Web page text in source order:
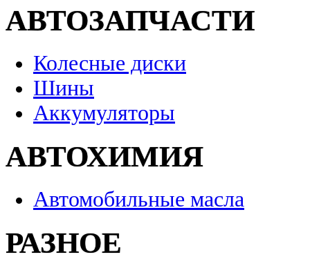
АВТОЗАПЧАСТИ
Колесные диски
Шины
Аккумуляторы
АВТОХИМИЯ
Автомобильные масла
РАЗНОЕ